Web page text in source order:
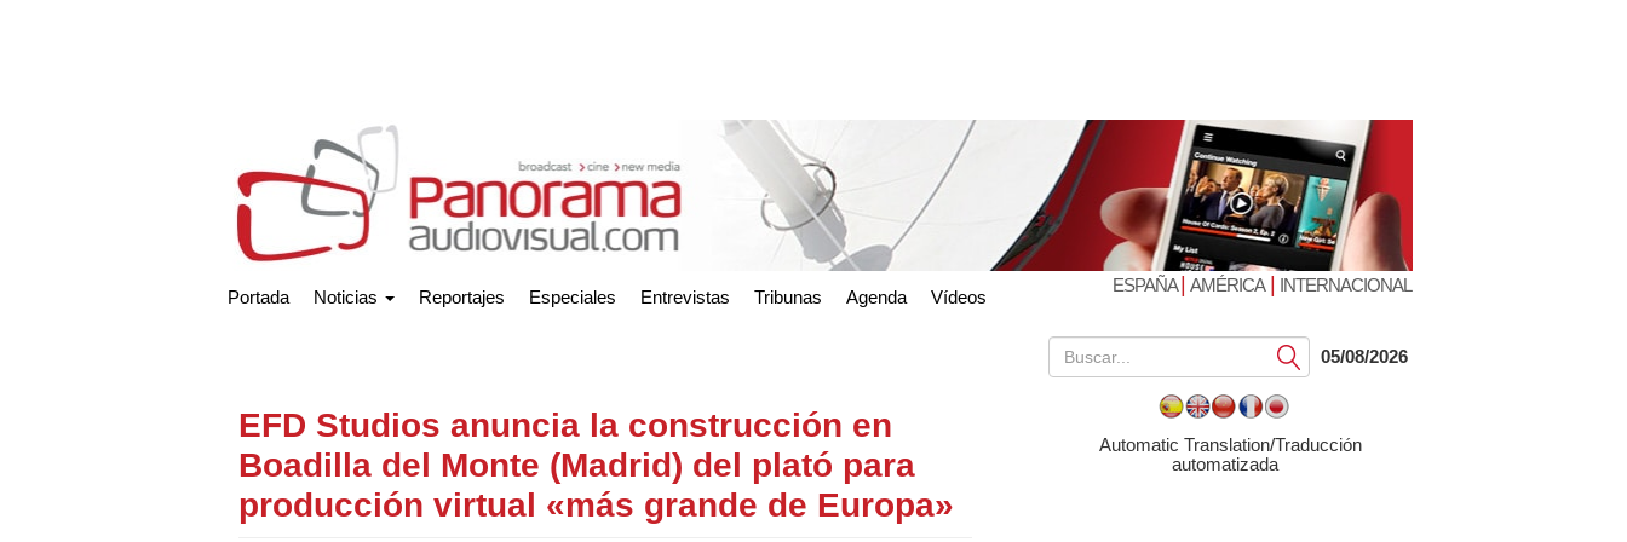
Portada Noticias Reportajes Especiales Entrevistas Tribunas Agenda Vídeos
ESPAÑA| AMÉRICA| INTERNACIONAL
EFD Studios anuncia la construcción en
Boadilla del Monte (Madrid) del plató para
producción virtual «más grande de Europa»
Submit05/08/2026
Automatic Translation/Traducción
automatizada